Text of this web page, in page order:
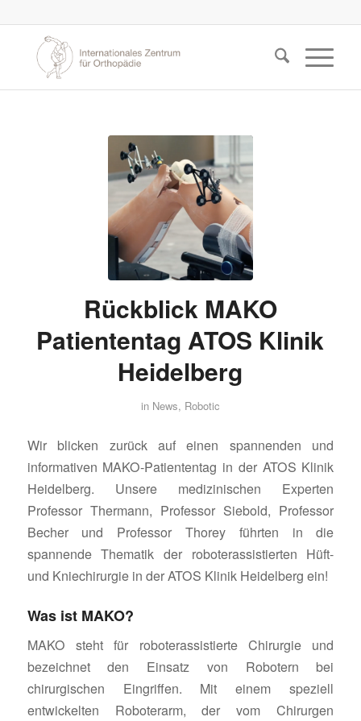
Rückblick MAKO
Patiententag ATOS Klinik
Heidelberg
in News, Robotic
Wir blicken zurück auf einen spannenden und
informativen MAKO-Patiententag in der ATOS Klinik
Heidelberg. Unsere medizinischen Experten
Professor Thermann, Professor Siebold, Professor
Becher und Professor Thorey führten in die
spannende Thematik der roboterassistierten Hüft-
und Kniechirurgie in der ATOS Klinik Heidelberg ein!
Was ist MAKO?
MAKO steht für roboterassistierte Chirurgie und
bezeichnet den Einsatz von Robotern bei
chirurgischen Eingriffen. Mit einem speziell
entwickelten Roboterarm, der vom Chirurgen